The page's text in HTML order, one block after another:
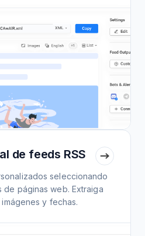
de feeds RSS
seleccionando
páginas web. Extraiga
y fechas.